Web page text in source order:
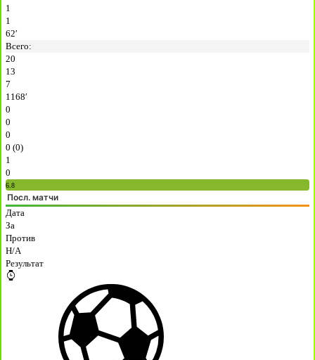
1
1
62′
Всего:
20
13
7
1168′
0
0
0
0 (0)
1
0
6.8
Посл. матчи
Дата
За
Против
H/A
Результат